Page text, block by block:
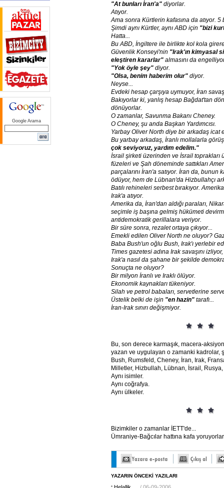
Google Arama
"At bunları İran'a" diyorlar.
Atıyor.
Ama sonra Kürtlerin kafasına da atıyor. 5
Şimdi aynı Kürtler, aynı ABD için "bizi
Hatta...
Bu ABD, İngiltere ile birlikte kol kola
Güvenlik Konseyi'nin "Irak'ın kimyasal
eleştiren kararlar" almasını da
"Yok öyle şey" diyor.
"Olsa, benim haberim olur" diyor.
Neyse...
Evdeki hesap çarşıya uymuyor, İran
Bakıyorlar ki, yanlış hesap Bağdat'tan
dönüyorlar.
O zamanlar, Savunma Bakanı Cheney.
O Cheney, şu anda Başkan Yardımcısı.
Yarbay Oliver North diye bir arkadaş icat
Bu yarbay arkadaş, İranlı mollalarla
çok seviyoruz, yardım edelim."
İsrail şirketi üzerinden ve İsrail toprakları
füzeleri ve Şah döneminde sattıkları
parçalarını İran'a satıyor. İran da, bunun
ödüyor, hem de Lübnan'da Hizbullahçı
Batılı rehineleri serbest bırakıyor.
Irak'a atıyor.
Amerika da, İran'dan aldığı paraları,
seçimle iş başına gelmiş hükümeti
antidemokratik gerillalara veriyor.
Bir süre sonra, rezalet ortaya çıkıyor...
Emekli edilen Oliver North ne oluyor?
Baba Bush'un oğlu Bush, Irak'ı yerlebir
Times gazetesi adına Irak savaşını izliyor,
Irak'a nasıl da şahane bir şekilde
Sonuçta ne oluyor?
Bir milyon İranlı ve Iraklı ölüyor.
Ekonomik kaynakları tükeniyor.
Silah ve petrol babaları, servetlerine
Üstelik belki de işin "en hazin" tarafı...
İran-Irak sınırı değişmiyor.
Bu, son derece karmaşık, macera-
yazan ve uygulayan o zamanki kadrolar,
Bush, Rumsfeld, Cheney, İran, Irak,
Milletler, Hizbullah, Lübnan, İsrail,
Aynı isimler.
Aynı coğrafya.
Aynı ülkeler.
Bizimkiler o zamanlar İETT'de...
Ümraniye-Bağcılar hattına kafa
YAZARIN ÖNCEKİ YAZILARI